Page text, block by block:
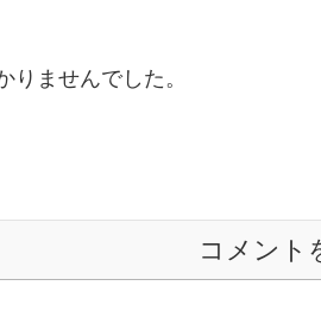
りませんでした。
コメント